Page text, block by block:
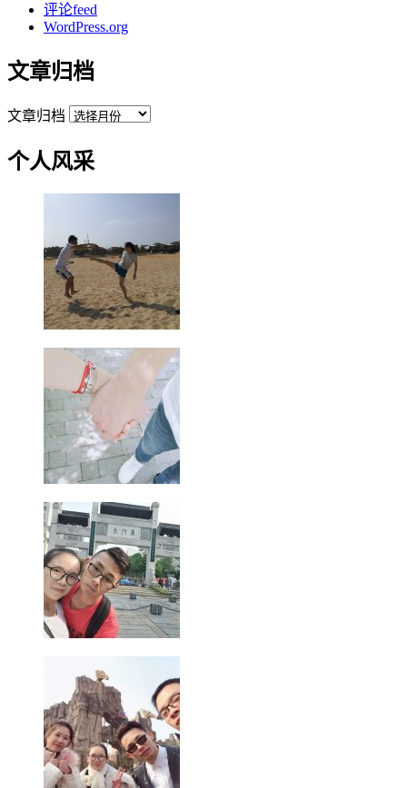
评论feed
WordPress.org
文章归档
文章归档
个人风采